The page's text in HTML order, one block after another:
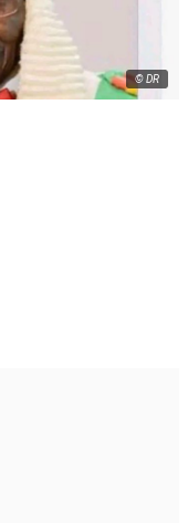
© DR